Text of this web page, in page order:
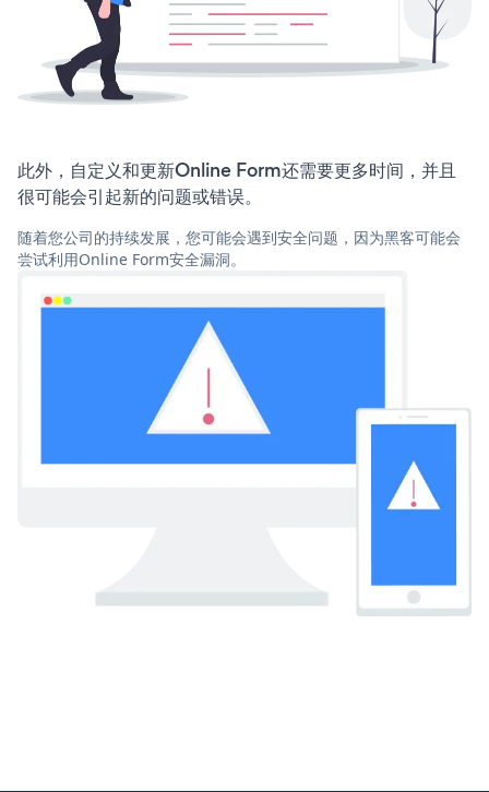
此外，自定义和更新Online Form还需要更多时间，并且
很可能会引起新的问题或错误。
随着您公司的持续发展，您可能会遇到安全问题，因为黑客可能会
尝试利用Online Form安全漏洞。